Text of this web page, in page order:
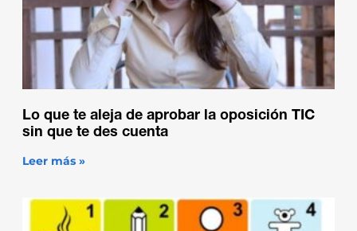
Lo que te aleja de aprobar la oposición TIC
sin que te des cuenta
Leer más »